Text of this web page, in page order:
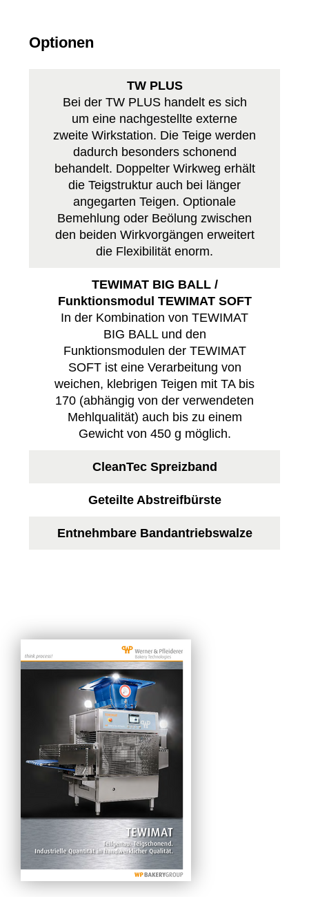
Optionen
TW PLUS
Bei der TW PLUS handelt es sich
um eine nachgestellte externe
zweite Wirkstation. Die Teige werden
dadurch besonders schonend
behandelt. Doppelter Wirkweg erhält
die Teigstruktur auch bei länger
angegarten Teigen. Optionale
Bemehlung oder Beölung zwischen
den beiden Wirkvorgängen erweitert
die Flexibilität enorm.
TEWIMAT BIG BALL /
Funktionsmodul TEWIMAT SOFT
In der Kombination von TEWIMAT
BIG BALL und den
Funktionsmodulen der TEWIMAT
SOFT ist eine Verarbeitung von
weichen, klebrigen Teigen mit TA bis
170 (abhängig von der verwendeten
Mehlqualität) auch bis zu einem
Gewicht von 450 g möglich.
CleanTec Spreizband
Geteilte Abstreifbürste
Entnehmbare Bandantriebswalze